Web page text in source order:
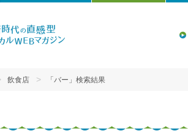
飲食店 「バー」検索結果